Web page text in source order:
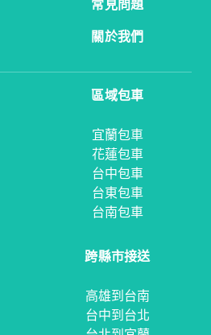
常見問題
關於我們
區域包車
宜蘭包車
花蓮包車
台中包車
台東包車
台南包車
跨縣市接送
高雄到台南
台中到台北